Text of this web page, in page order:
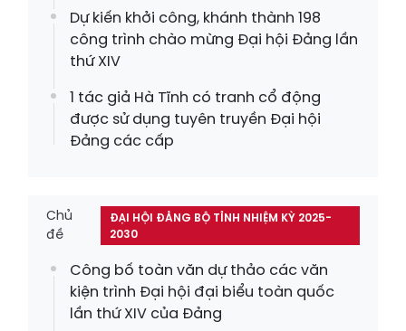
Dự kiến khởi công, khánh thành 198
công trình chào mừng Đại hội Đảng lần
thứ XIV
1 tác giả Hà Tĩnh có tranh cổ động
được sử dụng tuyên truyền Đại hội
Đảng các cấp
Chủ
đề
ĐẠI HỘI ĐẢNG BỘ TỈNH NHIỆM KỲ 2025-
2030
Công bố toàn văn dự thảo các văn
kiện trình Đại hội đại biểu toàn quốc
lần thứ XIV của Đảng